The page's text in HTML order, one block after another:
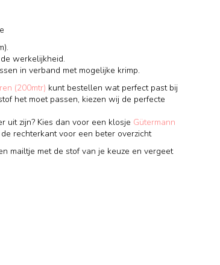
werkelijkheid.
in verband met mogelijke krimp.
(200mtr) kunt bestellen wat perfect past bij
het moet passen, kiezen wij de perfecte
uit zijn? Kies dan voor een klosje Gütermann
rechterkant voor een beter overzicht
mailtje met de stof van je keuze en vergeet